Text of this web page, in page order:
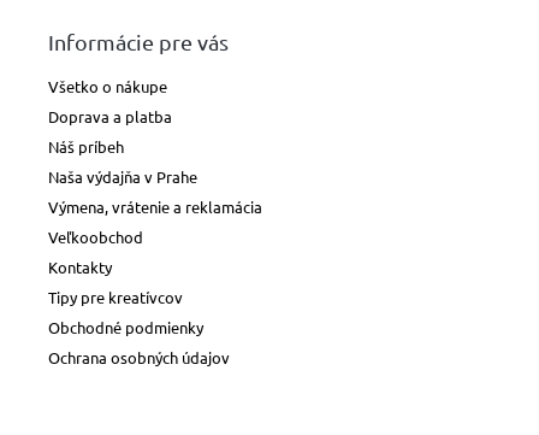
Informácie pre vás
Všetko o nákupe
Doprava a platba
Náš príbeh
Naša výdajňa v Prahe
Výmena, vrátenie a reklamácia
Veľkoobchod
Kontakty
Tipy pre kreatívcov
Obchodné podmienky
Ochrana osobných údajov